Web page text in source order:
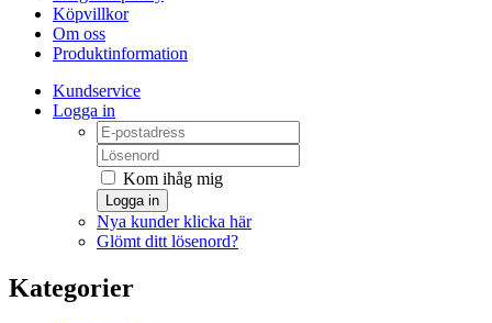
Köpvillkor
Om oss
Produktinformation
Kundservice
Logga in
Kom ihåg mig
Logga in
Nya kunder klicka här
Glömt ditt lösenord?
Kategorier